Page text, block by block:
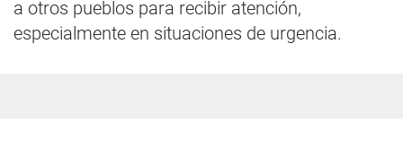
a otros pueblos para recibir atención,
especialmente en situaciones de urgencia.